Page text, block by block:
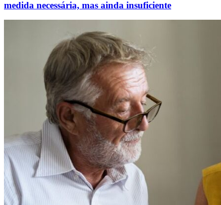
medida necessária, mas ainda insuficiente